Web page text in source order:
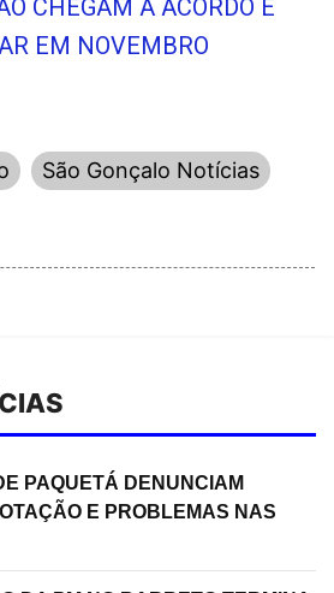
CHEGAM A ACORDO E
EM NOVEMBRO
São Gonçalo Notícias
PAQUETÁ DENUNCIAM
E PROBLEMAS NAS